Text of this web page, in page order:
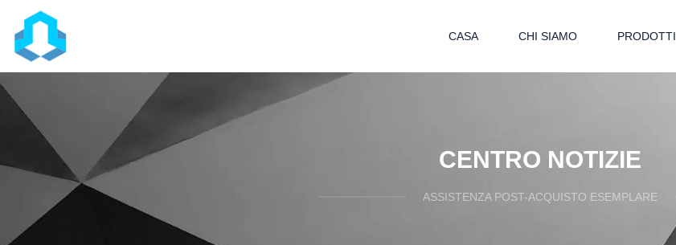
CASA CHI SIAMO PRODOTTI
CENTRO NOTIZIE
ASSISTENZA POST-ACQUISTO ESEMPLARE